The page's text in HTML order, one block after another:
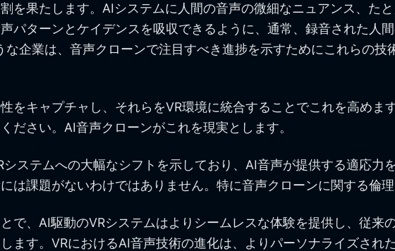
を果たします。AIシステムに人間の音声の微細なニュアンス、た
パターンとケイデンスを吸収できるように、通常、録音された人
企業は、音声クローンで注目すべき進捗を示すためにこれらの技
をキャプチャし、それらをVR環境に統合することでこれを高め
ださい。AI音声クローンがこれを現実とします。
ステムへの大幅なシフトを示しており、AI音声が提供する適応力
は課題がないわけではありません。特に音声クローンに関する倫
で、AI駆動のVRシステムはよりシームレスな体験を提供し、従来
ます。VRにおけるAI音声技術の進化は、よりパーソナライズされ